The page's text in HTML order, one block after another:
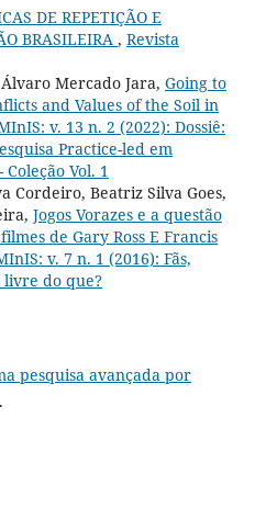
DE REPETIÇÃO E
BRASILEIRA , Revista
Mercado Jara, Going to
and Values of the Soil in
v. 13 n. 2 (2022): Dossiê:
Practice-led em
Vol. 1
Cordeiro, Beatriz Silva Goes,
Jogos Vorazes e a questão
de Gary Ross E Francis
v. 7 n. 1 (2016): Fãs,
livre do que?
pesquisa avançada por